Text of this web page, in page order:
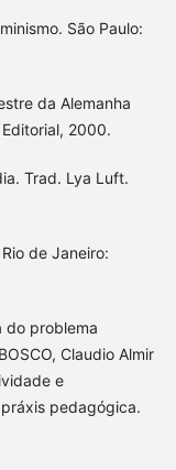
São Paulo:
da Alemanha
2000.
Trad. Lya Luft.
de Janeiro:
do problema
Claudio Almir
e
pedagógica.